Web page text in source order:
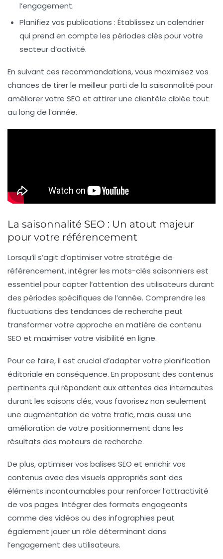
l’engagement.
Planifiez vos publications : Établissez un calendrier
qui prend en compte les périodes clés pour votre
secteur d’activité.
En suivant ces recommandations, vous maximisez vos
chances de tirer le meilleur parti de la saisonnalité pour
améliorer votre SEO et attirer une clientèle ciblée tout
au long de l’année.
La saisonnalité SEO : Un atout majeur
pour votre référencement
Lorsqu’il s’agit d’optimiser votre stratégie de
référencement, intégrer les mots-clés saisonniers est
essentiel pour capter l’attention des utilisateurs durant
des périodes spécifiques de l’année. Comprendre les
fluctuations des tendances de recherche peut
transformer votre approche en matière de contenu
SEO et maximiser votre visibilité en ligne.
Pour ce faire, il est crucial d’adapter votre planification
éditoriale en conséquence. En proposant des contenus
pertinents qui répondent aux attentes des internautes
durant les saisons clés, vous favorisez non seulement
une augmentation de votre trafic, mais aussi une
amélioration de votre positionnement dans les
résultats des moteurs de recherche.
De plus, optimiser vos balises SEO et enrichir vos
contenus avec des visuels appropriés sont des
éléments incontournables pour renforcer l’attractivité
de vos pages. Intégrer des formats engageants
comme des vidéos ou des infographies peut
également jouer un rôle déterminant dans
l’engagement des utilisateurs.